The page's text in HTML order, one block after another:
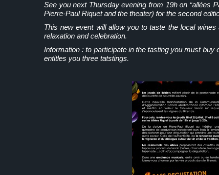
See you next Thursday evening from 19h on “allées
Pierre-Paul Riquet and the theater) for the second
This new event will allow you to taste the local
relaxation and celebration.
Information : to participate in the tasting you must buy
entitles you three tatstings.